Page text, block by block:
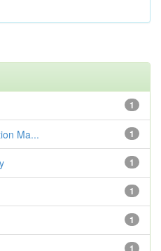
1
1
Ma...
1
1
1
1